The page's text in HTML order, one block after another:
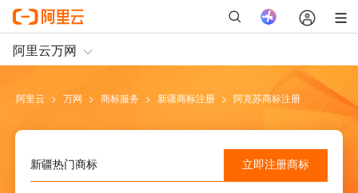
阿里云 > 万网 > 商标服务 > 新疆商标注册 > 阿克苏商标注册
新疆热门商标 立即注册商标